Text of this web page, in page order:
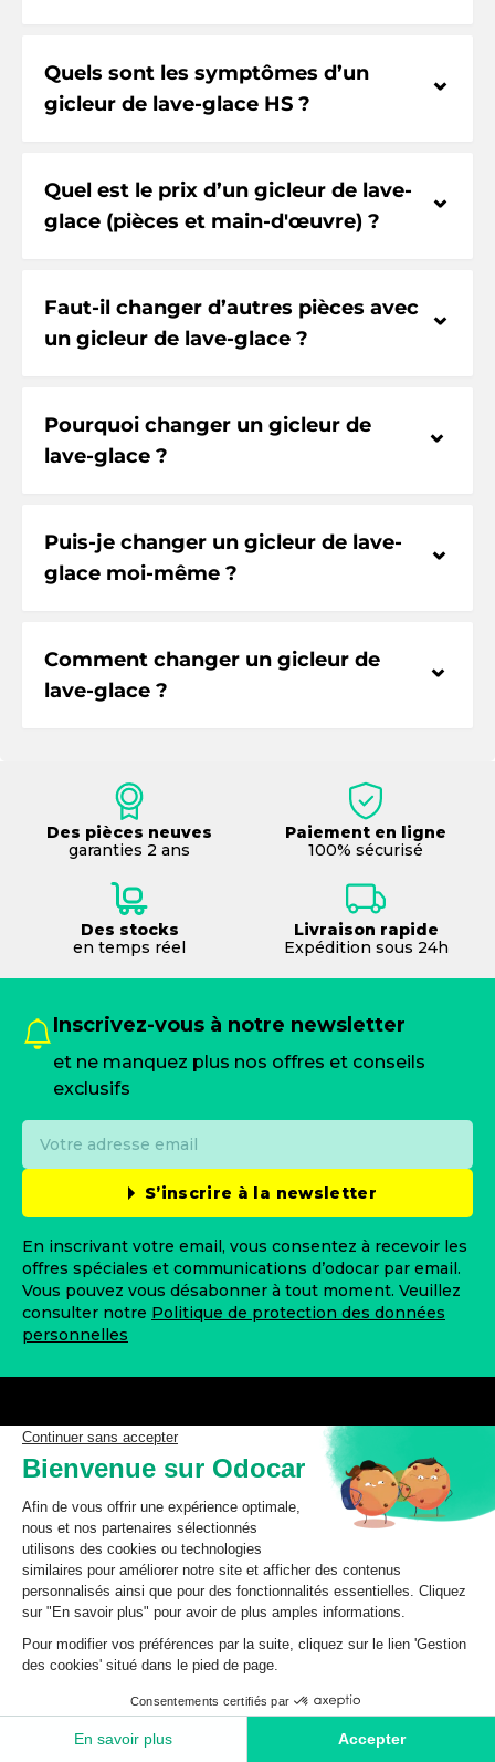
Quels sont les symptômes d’un
gicleur de lave-glace HS ?
⌃
Quel est le prix d’un gicleur de lave-
glace (pièces et main-d'œuvre) ?
⌃
Faut-il changer d’autres pièces avec
un gicleur de lave-glace ?
⌃
Pourquoi changer un gicleur de
lave-glace ?
⌃
Puis-je changer un gicleur de lave-
glace moi-même ?
⌃
Comment changer un gicleur de
lave-glace ?
⌃
Des pièces neuves
garanties 2 ans
Paiement en ligne
100% sécurisé
Des stocks
en temps réel
Livraison rapide
Expédition sous 24h
Inscrivez-vous à notre newsletter
et ne manquez plus nos offres et conseils
exclusifs
S’inscrire à la newsletter
En inscrivant votre email, vous consentez à recevoir les
offres spéciales et communications d’odocar par email.
Vous pouvez vous désabonner à tout moment. Veuillez
consulter notre Politique de protection des données
personnelles
odocar vous garantit l'accès à des pièces de qualité, au
meilleur prix, pour entretenir ou réparer votre véhicule
Nous contacter
Magasin de Saint-Omer